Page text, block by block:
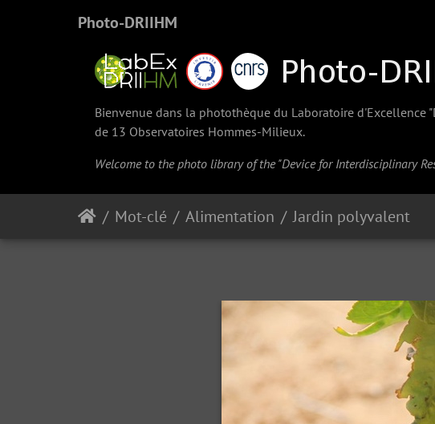
Photo-DRIIHM
Bienvenue dans la photothèque du Laboratoire
de 13 Observatoires Hommes-Milieux.
Welcome to the photo library of the "Device for Interdisciplinary
Mot-clé Alimentation Jardin polyvalent